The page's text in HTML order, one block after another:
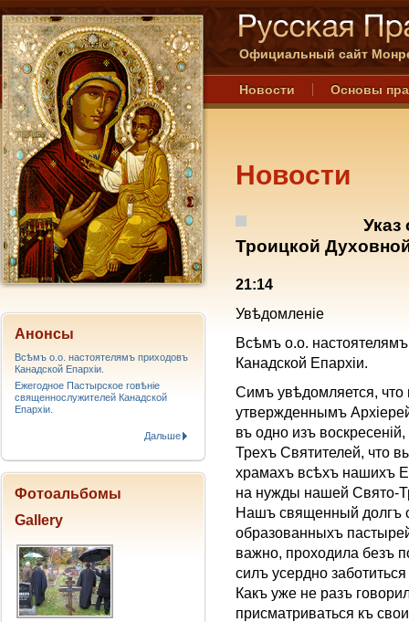
Официальный сайт
Новости Основы
Новости
Указ
Троицкой
21:14
Увѣдомленie
Всѣмъ о.о.
Канадской Епархiи.
Симъ увѣдомляется,
утвержденнымъ
въ одно изъ
Трехъ Святителей, что
храмахъ всѣхъ нашихъ
на нужды нашей Свято-
Нашъ священный долгъ
образованныхъ
важно, проходила безъ
силъ усердно
Какъ уже не разъ
присматриваться къ
Анонсы
Всѣмъ о.о. настоятелямъ приходовъ
Канадской Епархiи.
Ежегодное Пастырское говѣніе
священнослужителей Канадской
Епархіи.
Дальше
Фотоальбомы
Gallery